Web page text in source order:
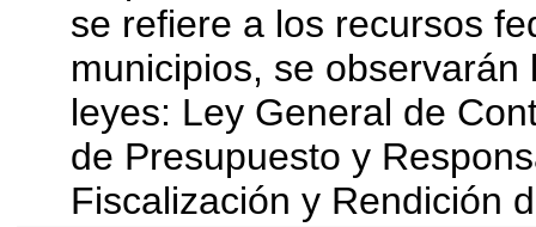
se refiere a los recursos
municipios, se
leyes: Ley General de
de Presupuesto y
Fiscalización y Rendición